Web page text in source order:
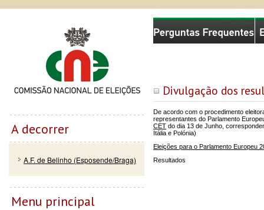
Divulgação dos
De acordo com o procedimento
representantes do Parlamento
CET do dia 13 de Junho,
Itália e Polónia)
Eleições para o Parlamento Europeu
Resultados
Comissão Nacional de Eleições
A decorrer
A.F. de Belinho (Esposende/Braga)
Menu principal